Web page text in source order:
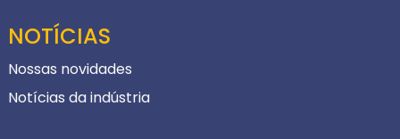
NOTÍCIAS
Nossas novidades
Notícias da indústria